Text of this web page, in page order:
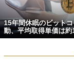
15年間休眠のビット
動、平均取得単価は約